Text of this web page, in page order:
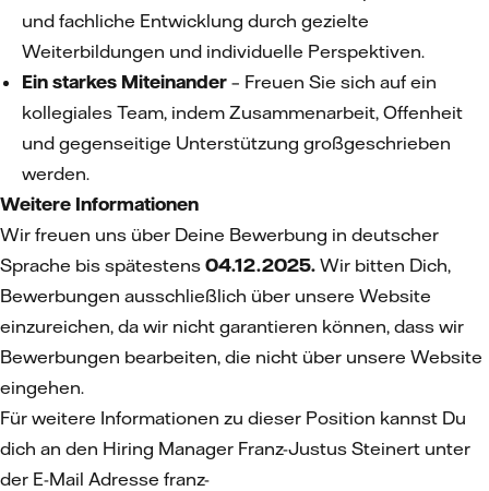
und fachliche Entwicklung durch gezielte
Weiterbildungen und individuelle Perspektiven.
Ein starkes Miteinander – Freuen Sie sich auf ein
kollegiales Team, indem Zusammenarbeit, Offenheit
und gegenseitige Unterstützung großgeschrieben
werden.
Weitere Informationen
Wir freuen uns über Deine Bewerbung in deutscher
Sprache bis spätestens 04.12.2025. Wir bitten Dich,
Bewerbungen ausschließlich über unsere Website
einzureichen, da wir nicht garantieren können, dass wir
Bewerbungen bearbeiten, die nicht über unsere Website
eingehen.
Für weitere Informationen zu dieser Position kannst Du
dich an den Hiring Manager Franz-Justus Steinert unter
der E-Mail Adresse franz-